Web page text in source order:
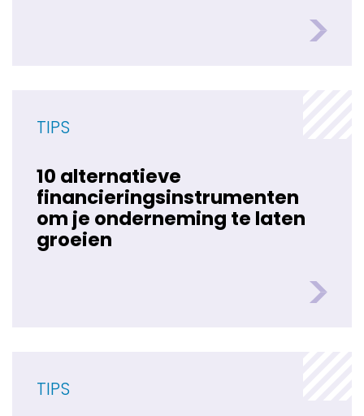
TIPS
10 alternatieve
financieringsinstrumenten
om je onderneming te laten
groeien
TIPS